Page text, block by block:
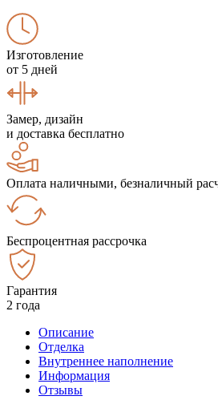
Изготовление
от 5 дней
Замер, дизайн
и доставка бесплатно
Оплата наличными, безналичный
Беспроцентная рассрочка
Гарантия
2 года
Описание
Отделка
Внутреннее наполнение
Информация
Отзывы